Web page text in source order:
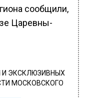
сообщили,
Царевны-
ЭКСКЛЮЗИВНЫХ
МОСКОВСКОГО